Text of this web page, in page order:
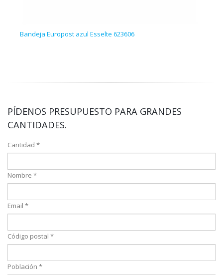
Bandeja Europost azul Esselte 623606
PÍDENOS PRESUPUESTO PARA GRANDES
CANTIDADES.
Cantidad *
Nombre *
Email *
Código postal *
Población *